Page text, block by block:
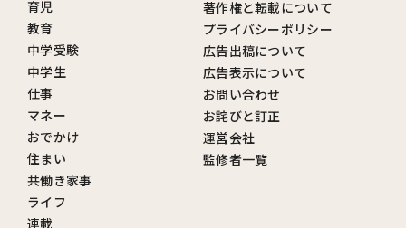
育児
教育
中学受験
中学生
仕事
マネー
おでかけ
住まい
共働き家事
ライフ
連載
著作権と転載について
プライバシーポリシー
広告出稿について
広告表示について
お問い合わせ
お詫びと訂正
運営会社
監修者一覧